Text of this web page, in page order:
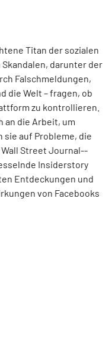
Titan der sozialen
Skandalen, darunter der
Falschmeldungen,
die Welt – fragen, ob
zu kontrollieren.
an die Arbeit, um
auf Probleme, die
Street Journal-­
Insiderstory
Entdeckungen und
von Facebooks